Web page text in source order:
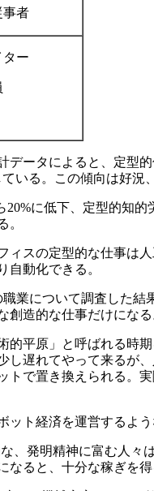
事者
ター
データによると、定型
いる。この傾向は好
に低下、定型的知
。
ィスの定型的な仕事は
自動化できる。
業について調査した
造的な仕事だけになる
的平原」と呼ばれる時
し遅れてやって来るが
トで置き換えられる。
ット経済を運営するよ
、発明精神に富む人
ると、十分な稼ぎを